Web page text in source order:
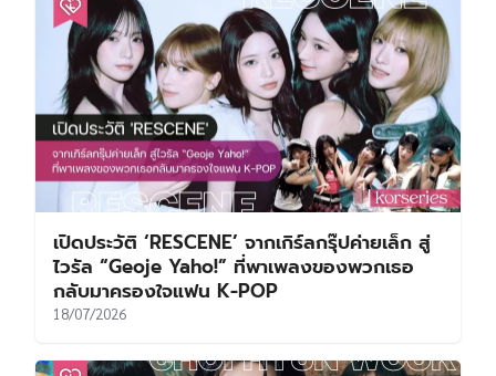
เปิดประวัติ ‘RESCENE’ จากเกิร์ลกรุ๊ปค่ายเล็ก สู่
ไวรัล “Geoje Yaho!” ที่พาเพลงของพวกเธอ
กลับมาครองใจแฟน K-POP
18/07/2026